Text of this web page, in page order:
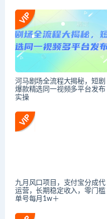
河马剧场全流程大揭秘，短剧
爆款精选同一视频多平台发布
实操
九月风口项目，支付宝分成代
运营，长期稳定收入，零门槛
单号每月1w＋